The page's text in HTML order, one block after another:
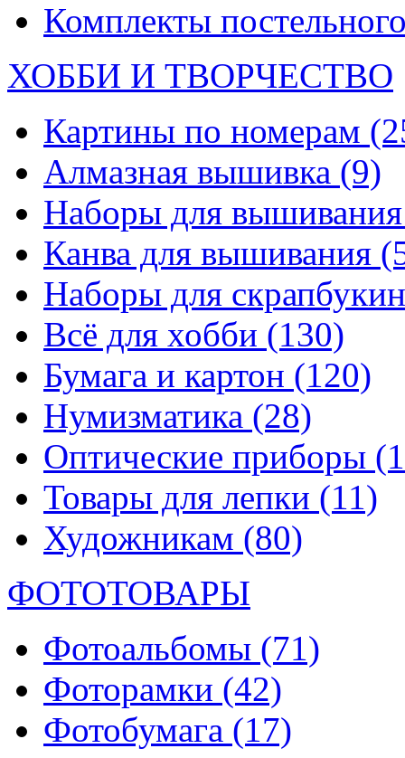
Комплекты
ХОББИ И ТВОРЧЕСТВО
Картины по номерам
Алмазная вышивка (9)
Наборы для
Канва для вышивания
Наборы для
Всё для хобби (130)
Бумага и картон (120)
Нумизматика (28)
Оптические приборы
Товары для лепки (11)
Художникам (80)
ФОТОТОВАРЫ
Фотоальбомы (71)
Фоторамки (42)
Фотобумага (17)